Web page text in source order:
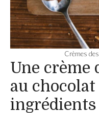
Crèmes
Une crème
au chocolat
ingrédients